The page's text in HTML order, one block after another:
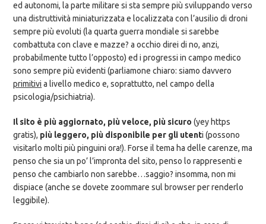
ed autonomi, la parte militare si sta sempre più sviluppando verso
una distruttività miniaturizzata e localizzata con l’ausilio di droni
sempre più evoluti (la quarta guerra mondiale si sarebbe
combattuta con clave e mazze? a occhio direi di no, anzi,
probabilmente tutto l’opposto) ed i progressi in campo medico
sono sempre più evidenti (parliamone chiaro: siamo davvero
primitivi a livello medico e, soprattutto, nel campo della
psicologia/psichiatria).
Il sito è più aggiornato, più veloce, più sicuro (yey https
gratis), più leggero, più disponibile per gli utenti (possono
visitarlo molti più pinguini ora!). Forse il tema ha delle carenze, ma
penso che sia un po’ l’impronta del sito, penso lo rappresenti e
penso che cambiarlo non sarebbe…saggio? insomma, non mi
dispiace (anche se dovete zoommare sul browser per renderlo
leggibile).